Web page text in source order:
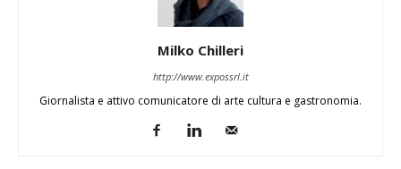
Milko Chilleri
http://www.expossrl.it
Giornalista e attivo comunicatore di arte cultura e gastronomia.